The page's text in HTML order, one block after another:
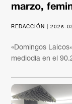
marzo,
REDACCIÓN | 2026-
«Domingos
mediodía en el